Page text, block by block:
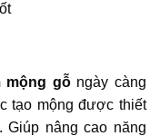
mộng gỗngày càng
tạo mộng được thiết
Giúp nâng cao năng